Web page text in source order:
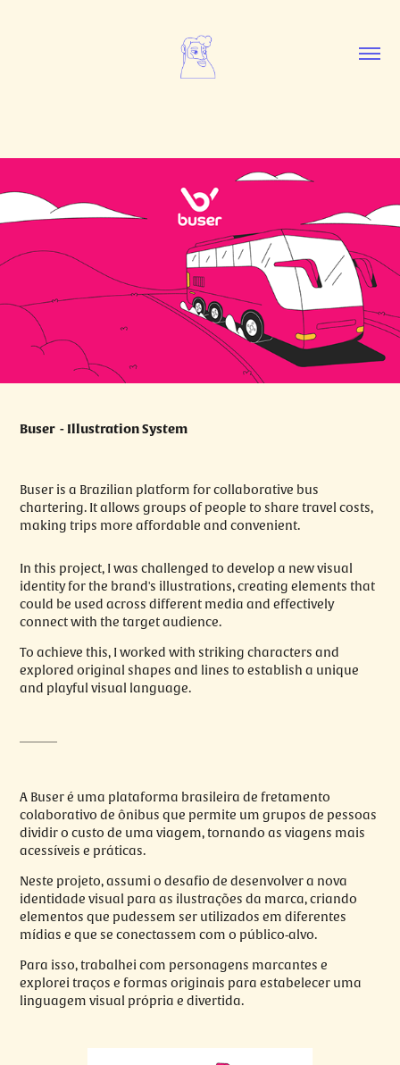
Buser - Illustration System
Buser is a Brazilian platform for collaborative bus
chartering. It allows groups of people to share travel costs,
making trips more affordable and convenient.
In this project, I was challenged to develop a new visual
identity for the brand's illustrations, creating elements that
could be used across different media and effectively
connect with the target audience.
To achieve this, I worked with striking characters and
explored original shapes and lines to establish a unique
and playful visual language.
A Buser é uma plataforma brasileira de fretamento
colaborativo de ônibus que permite um grupos de pessoas
dividir o custo de uma viagem, tornando as viagens mais
acessíveis e práticas.
Neste projeto, assumi o desafio de desenvolver a nova
identidade visual para as ilustrações da marca, criando
elementos que pudessem ser utilizados em diferentes
mídias e que se conectassem com o público-alvo.
Para isso, trabalhei com personagens marcantes e
explorei traços e formas originais para estabelecer uma
linguagem visual própria e divertida.